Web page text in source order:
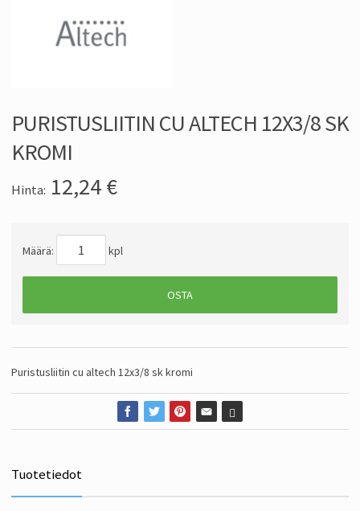
PURISTUSLIITIN CU ALTECH 12X3/8 SK
KROMI
Hinta: 12,24€
Määrä: kpl
OSTA
Puristusliitin cu altech 12x3/8 sk kromi
Tuotetiedot